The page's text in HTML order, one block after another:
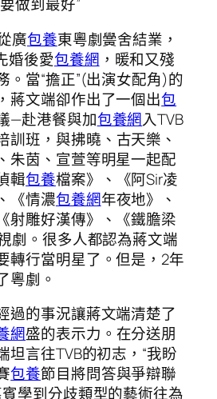
做到最好”
廣包養東粵劇黌舍結業，
婚後愛包養網 ，暖和又殘
。當“擔正”(出演女配角)的
蔣文端卻作出了一個出包
—赴港餐與加包養網入TVB
訓班，與拂曉、古天樂、
朱茵、宣萱等明星一起配
輯包養檔案》、《阿Sir凌
《情濃包養網年夜地》、
射雕好漢傳》、《鐵膽梁
劇。很多人都認為蔣文端
轉行當明星了。但是，2年
粵劇。
過的事況讓蔣文端清楚了
網盛的表示力。在分送朋
坦言往TVB的初志，“我盼
包養節目將問答與爭辯聯
學到分歧類型的藝術往為